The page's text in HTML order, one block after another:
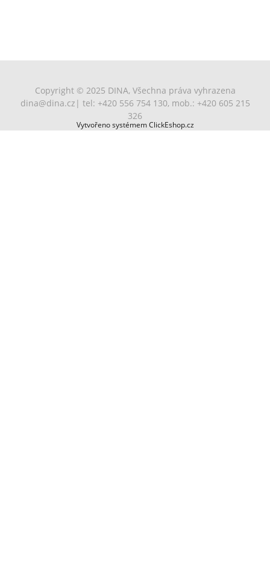
Copyright © 2025 DINA, Všechna práva vyhrazena
dina@dina.cz | tel: +420 556 754 130, mob.: +420 605 215
326
Vytvořeno systémem ClickEshop.cz